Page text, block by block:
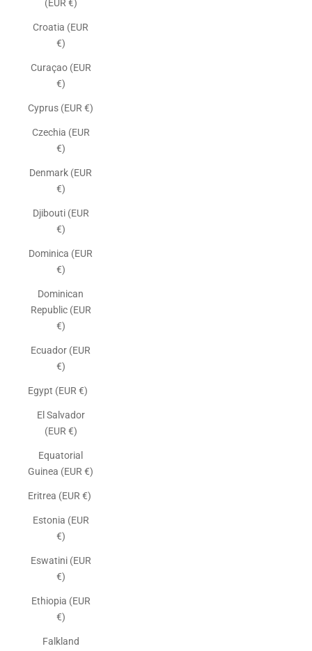
(EUR €)
Croatia (EUR
€)
Curaçao (EUR
€)
Cyprus (EUR €)
Czechia (EUR
€)
Denmark (EUR
€)
Djibouti (EUR
€)
Dominica (EUR
€)
Dominican
Republic (EUR
€)
Ecuador (EUR
€)
Egypt (EUR €)
El Salvador
(EUR €)
Equatorial
Guinea (EUR €)
Eritrea (EUR €)
Estonia (EUR
€)
Eswatini (EUR
€)
Ethiopia (EUR
€)
Falkland